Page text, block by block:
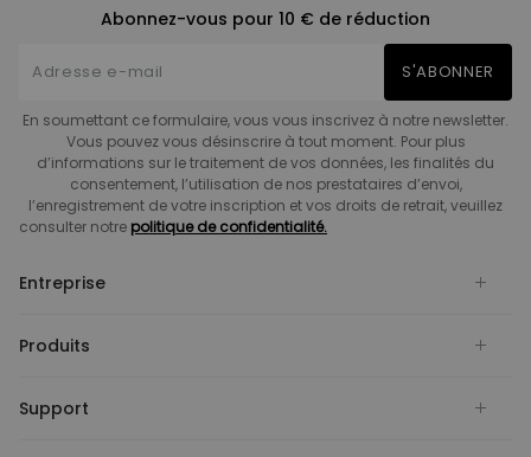
Abonnez-vous pour 10 € de réduction
S'ABONNER
En soumettant ce formulaire, vous vous inscrivez à notre newsletter.
Vous pouvez vous désinscrire à tout moment. Pour plus
d’informations sur le traitement de vos données, les finalités du
consentement, l’utilisation de nos prestataires d’envoi,
l’enregistrement de votre inscription et vos droits de retrait, veuillez
consulter notre politique de confidentialité.
Entreprise
Produits
Support